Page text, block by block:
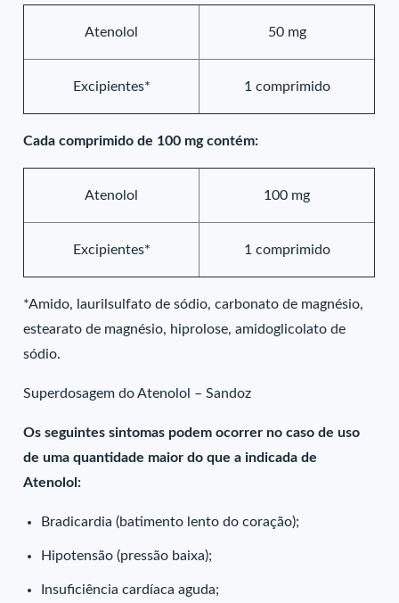
Atenolol 50 mg
Excipientes* 1 comprimido
Cada comprimido de 100 mg contém:
Atenolol 100 mg
Excipientes* 1 comprimido
*Amido, laurilsulfato de sódio, carbonato de magnésio,
estearato de magnésio, hiprolose, amidoglicolato de
sódio.
Superdosagem do Atenolol – Sandoz
Os seguintes sintomas podem ocorrer no caso de uso
de uma quantidade maior do que a indicada de
Atenolol:
Bradicardia (batimento lento do coração);
Hipotensão (pressão baixa);
Insuficiência cardíaca aguda;